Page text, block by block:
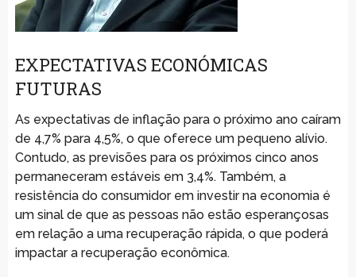
EXPECTATIVAS ECONÓMICAS
FUTURAS
As expectativas de inflação para o próximo ano caíram
de 4,7% para 4,5%, o que oferece um pequeno alívio.
Contudo, as previsões para os próximos cinco anos
permaneceram estáveis em 3,4%. Também, a
resistência do consumidor em investir na economia é
um sinal de que as pessoas não estão esperançosas
em relação a uma recuperação rápida, o que poderá
impactar a recuperação econômica.